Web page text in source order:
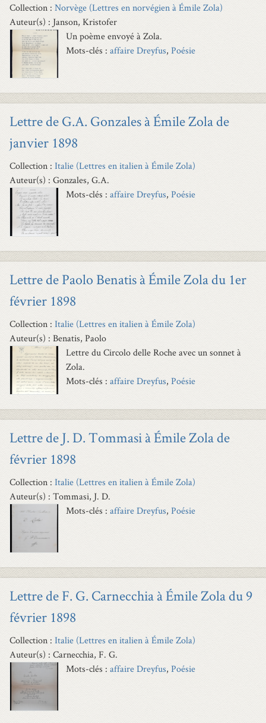
Collection : Norvège (Lettres en norvégien à Émile Zola)
Auteur(s) : Janson, Kristofer
Un poème envoyé à Zola.
Mots-clés : affaire Dreyfus, Poésie
Lettre de G.A. Gonzales à Émile Zola de
janvier 1898
Collection : Italie (Lettres en italien à Émile Zola)
Auteur(s) : Gonzales, G.A.
Mots-clés : affaire Dreyfus, Poésie
Lettre de Paolo Benatis à Émile Zola du 1er
février 1898
Collection : Italie (Lettres en italien à Émile Zola)
Auteur(s) : Benatis, Paolo
Lettre du Circolo delle Roche avec un sonnet à
Zola.
Mots-clés : affaire Dreyfus, Poésie
Lettre de J. D. Tommasi à Émile Zola de
février 1898
Collection : Italie (Lettres en italien à Émile Zola)
Auteur(s) : Tommasi, J. D.
Mots-clés : affaire Dreyfus, Poésie
Lettre de F. G. Carnecchia à Émile Zola du 9
février 1898
Collection : Italie (Lettres en italien à Émile Zola)
Auteur(s) : Carnecchia, F. G.
Mots-clés : affaire Dreyfus, Poésie